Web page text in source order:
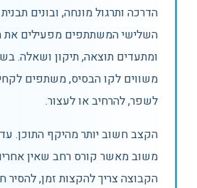
הדרכה ותרגול מונחה, ובונים
השלישי המשתתפים מפעילים את
ומתעדים תוצאה, תיקון ושאלה.
משווים לקו הבסיס, משתפים
לשפר, להרחיב או לעצור.
הקצב חשוב יותר מהיקף התוכן.
משוב מאשר קורס רחב שאין
הקבוצה צריך להקצות זמן, להסיר